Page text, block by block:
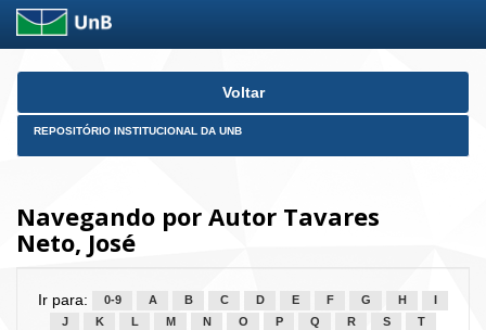
Skip
Voltar
REPOSITÓRIO INSTITUCIONAL DA UNB
Navegando por Autor Tavares
Neto, José
Ir para: 0-9 A B C D E F G H
J
K L M N O P Q R S
T